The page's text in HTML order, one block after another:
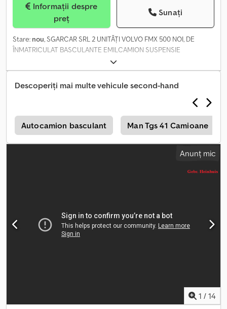
preț
Sunați
Stare: nou, SGARCAR SRL 2 UNITĂȚI VOLVO FMX 500 NOI, DE
ÎNMATRICULAT BASCULANTE EMILCAMION SUSPENSIE
PNEUMATICĂ. Dsdpfxjziat Hs Akbowa
Descoperiți mai multe vehicule second-hand
Autocamion basculant Man Tgs 41 Camioane
Anunț mic
1 / 14